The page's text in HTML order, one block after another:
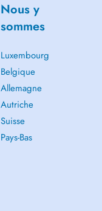
Nous y
sommes
Luxembourg
Belgique
Allemagne
Autriche
Suisse
Pays-Bas